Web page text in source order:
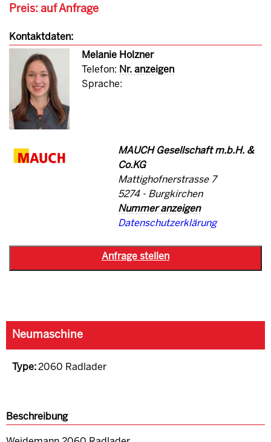
Preis: auf Anfrage
Kontaktdaten:
Melanie Holzner
Telefon: Nr. anzeigen
Sprache:
MAUCH Gesellschaft m.b.H. &
Co.KG
Mattighofnerstrasse 7
5274 - Burgkirchen
Nummer anzeigen
Datenschutzerklärung
Neumaschine
Type: 2060 Radlader
Beschreibung